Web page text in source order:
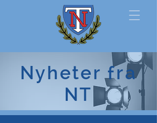
Tollerforbund
Nyheter fra
NT